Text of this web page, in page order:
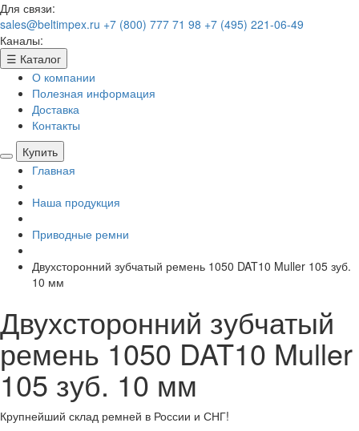
Для связи:
sales@beltimpex.ru +7 (800) 777 71 98 +7 (495) 221-06-49
Каналы:
☰ Каталог
О компании
Полезная информация
Доставка
Контакты
Купить
Главная
Наша продукция
Приводные ремни
Двухсторонний зубчатый ремень 1050 DAT10 Muller 105 зуб.
10 мм
Двухсторонний зубчатый
ремень 1050 DAT10 Muller
105 зуб. 10 мм
Крупнейший склад ремней в России и СНГ!